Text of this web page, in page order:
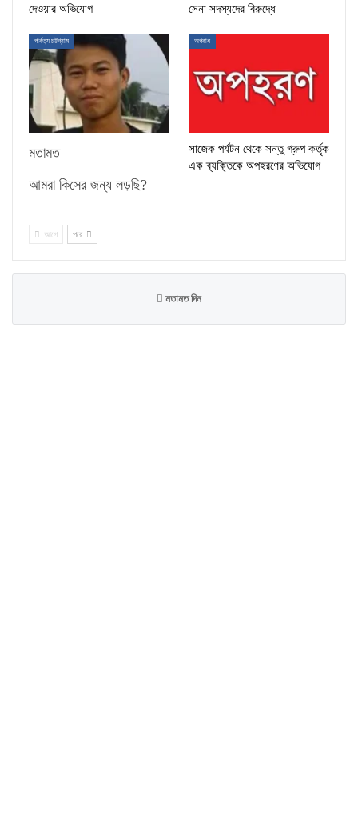
দেওয়ার অভিযোগ
সেনা সদস্যদের বিরুদ্ধে
পার্বত্য চট্টগ্রাম
মতামত
আমরা কিসের জন্য লড়ছি?
অপরাধ
সাজেক পর্যটন থেকে সন্তু গ্রুপ কর্তৃক
এক ব্যক্তিকে অপহরণের অভিযোগ
আগে পরে
মতামত দিন